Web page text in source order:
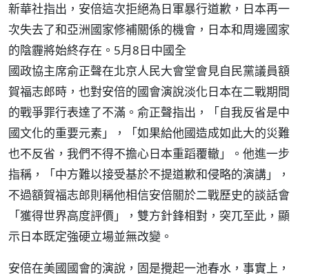
新華社指出，安倍這次拒絕為日軍暴行道歉，日本再一
次失去了和亞洲國家修補關係的機會，日本和周邊國家
的陰霾將始終存在。5月8日中國全
國政協主席俞正聲在北京人民大會堂會見自民黨議員額
賀福志郎時，也對安倍的國會演說淡化日本在二戰期間
的戰爭罪行表達了不滿。俞正聲指出，「自我反省是中
國文化的重要元素」，「如果給他國造成如此大的災難
也不反省，我們不得不擔心日本重蹈覆轍」。他進一步
指稱，「中方難以接受基於不提道歉和侵略的演講」，
不過額賀福志郎則稱他相信安倍關於二戰歷史的談話會
「獲得世界高度評價」，雙方針鋒相對，突兀至此，顯
示日本既定強硬立場並無改變。
安倍在美國國會的演說，固是攪起一池春水，事實上，